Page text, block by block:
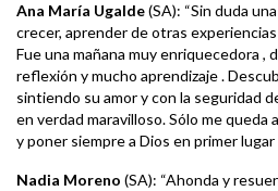
Ana María Ugalde(SA): “Sin duda
crecer, aprender de otras
Fue una mañana muy enriquecedora ,
reflexión y mucho aprendizaje .
sintiendo su amor y con la seguridad
en verdad maravilloso. Sólo me queda
y poner siempre a Dios en primer lugar
Nadia Moreno (SA): “Ahonda y